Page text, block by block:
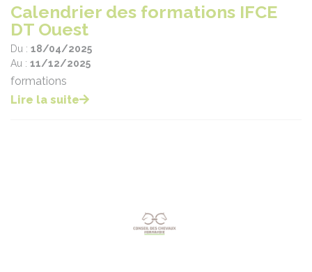
Calendrier des formations IFCE
DT Ouest
Du : 18/04/2025
Au : 11/12/2025
formations
Lire la suite